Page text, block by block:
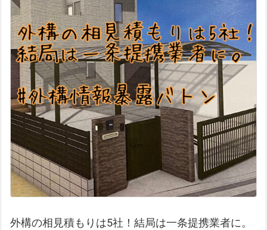
外構の相見積もりは5社！結局は一条提携業者に。